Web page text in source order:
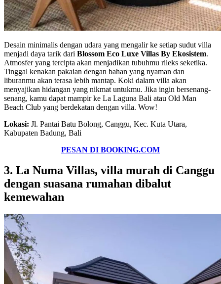
Desain minimalis dengan udara yang mengalir ke setiap sudut villa
menjadi daya tarik dari Blossom Eco Luxe Villas By Ekosistem.
Atmosfer yang tercipta akan menjadikan tubuhmu rileks seketika.
Tinggal kenakan pakaian dengan bahan yang nyaman dan
liburanmu akan terasa lebih mantap. Koki dalam villa akan
menyajikan hidangan yang nikmat untukmu. Jika ingin bersenang-
senang, kamu dapat mampir ke La Laguna Bali atau Old Man
Beach Club yang berdekatan dengan villa. Wow!
Lokasi: Jl. Pantai Batu Bolong, Canggu, Kec. Kuta Utara,
Kabupaten Badung, Bali
PESAN DI BOOKING.COM
3. La Numa Villas, villa murah di Canggu
dengan suasana rumahan dibalut
kemewahan